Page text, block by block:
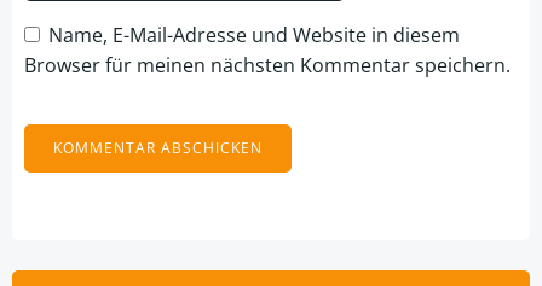
Name, E-Mail-Adresse und Website in diesem
Browser für meinen nächsten Kommentar speichern.